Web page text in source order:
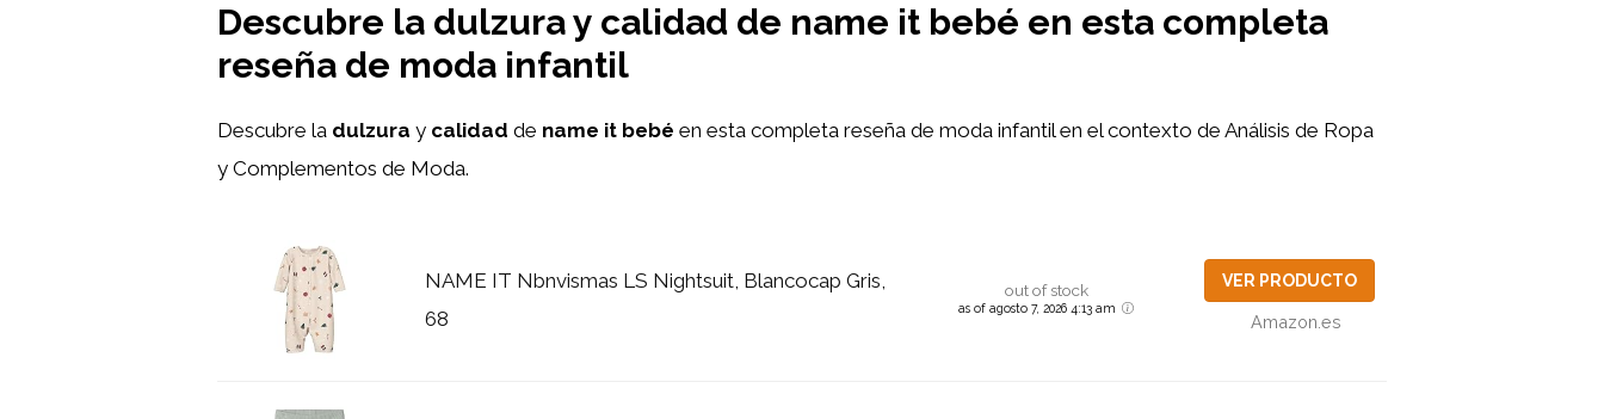
Descubre la dulzura y calidad de name it bebé en esta completa
reseña de moda infantil
Descubre la dulzura y calidad de name it bebé en esta completa reseña de moda infantil en el contexto de Análisis de Ropa
y Complementos de Moda.
NAME IT Nbnvismas LS Nightsuit, Blancocap Gris,
68
out of stock
as of agosto 7, 2026 4:13 am
VER PRODUCTO
Amazon.es